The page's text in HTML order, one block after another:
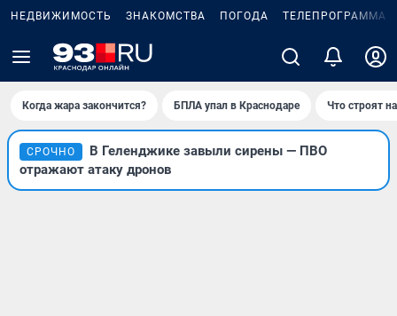
НЕДВИЖИМОСТЬ ЗНАКОМСТВА ПОГОДА ТЕЛЕПРОГРАММА
Когда жара закончится? БПЛА упал в Краснодаре Что строят
СРОЧНО
В Геленджике завыли сирены — ПВО
отражают атаку дронов